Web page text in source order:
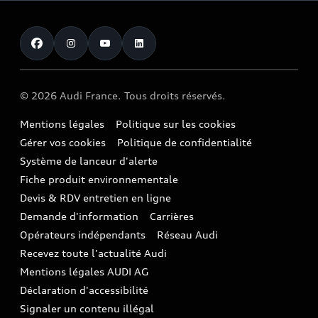
Trouver mon Partenaire Audi
SUV électrique
SUV compact
Garanties Audi
Audi rent : location courte durée
Espace Client Audi Financial Services
Heycar
Voiture de direction
Avantages voiture société
Flotte automobile
LLD
Offres Après-Vente
Accessoires et équipements
Informations client
Functions on Demand
Action de Service EA 189
Audi Assistance
Campagne de rappel Airbag Takata
Mise à jour logiciel
Histoire du progrès
Notre vision
Audi Sport
Nos technologies
myAudi experience
Audi Shop : Boutique Officielle
Espace actualités Audi
Carrières
Espace Presse
© 2026 Audi France. Tous droits réservés.
Mentions légales
Politique sur les cookies
Gérer vos cookies
Politique de confidentialité
Système de lanceur d'alerte
Fiche produit environnementale
Devis & RDV entretien en ligne
Demande d'information
Carrières
Opérateurs indépendants
Réseau Audi
Recevez toute l'actualité Audi
Mentions légales AUDI AG
Déclaration d'accessibilité
Signaler un contenu illégal